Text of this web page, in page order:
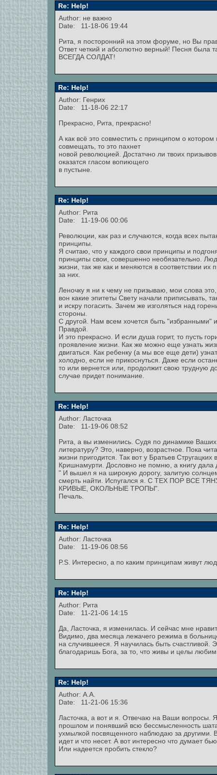
Re: Help!
Author: не важно
Date: 11-18-06 19:44
Рита, я посторонний на этом форуме, но Вы
Ответ четкий и абсолютно верный! Песня
ВСЕГДА СОЛДАТ!
Re: Help!
Author: Генрих
Date: 11-18-06 22:17
Прекрасно, Рита, прекрасно!
А как всё это совместить с принципом о
совмещать, то это пахнет
новой революцией. Достатчно ли твоих
оказатся гласом вопиющего
в пустыне.
Re: Help!
Author: Рита
Date: 11-19-06 00:06
Революции, как раз и случаются, когда всех
принципы.
Я считаю, что у каждого свои принципы и
принципы свои, совершенно необязательно.
жизни, так же как и меняются в соответствии их
за них.
Леночку я ни к чему не призываю, мои слова
вон какие эпитеты Свету начали приписывать,
и искру погасить. Зачем же изголяться над
стороны.
С другой. Нам всем хочется быть "избранными"
Правдой.
И это прекрасно. И если душа горит, то пусть
проявление жизни. Как же можно еще узнать
двигаться. Как ребенку (а мы все еще дети)
холодно, если не прикоснуться. Даже если
то или вернется или, продолжит свою трудную
случае придет понимание.
Re: Help!
Author: Ласточка
Date: 11-19-06 08:52
Рита, а вы изменились. Судя по динамике
литературу? Это, наверно, возрастное. Пока
жизни пригодится. Так вот у Братьев
Кришнамурти. Дословно не помню, а книгу дала
" И вышел я на широкую дорогу, залитую
смерть найти. Испугался я. С ТЕХ ПОР
КРИВЫЕ, ОКОЛЬНЫЕ ТРОПЫ".
Печаль.
Re: Help!
Author: Ласточка
Date: 11-19-06 08:56
P.S. Интересно, а по каким принципам живут
Re: Help!
Author: Рита
Date: 11-21-06 14:15
Да, Ласточка, я изменилась. И сейчас мне
Видимо, два месяца лежачего режима в
на случившееся. Я научилась быть счастливой.
благодаришь Бога, за то, что живы и целы
Re: Help!
Author: А.А.
Date: 11-21-06 15:36
Ласточка, а вот и я. Отвечаю на Ваши
прошлом и понявший всю бессмысленность
ухмылкой посвященного наблюдаю за другими.
идет и что несет. А вот интересно что думает
Или надеется пробить стекло?